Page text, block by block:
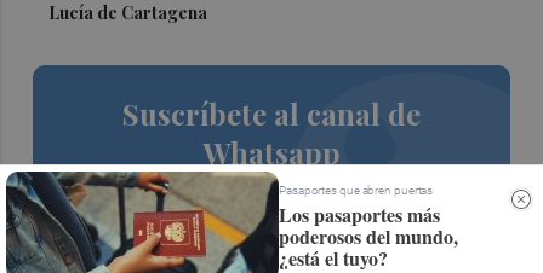
Lucía de Cartagena
Suscríbete al canal de
Whatsapp
Siempre al día de las últimas noticias
¡Quiero suscribirme!
Pasaportes que abren puertas
Los pasaportes más
poderosos del mundo,
¿está el tuyo?